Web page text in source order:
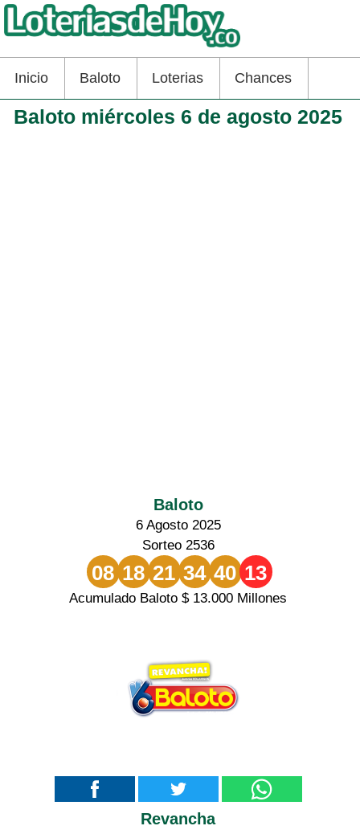
Inicio Baloto Loterias Chances
Baloto miércoles 6 de agosto 2025
Baloto
6 Agosto 2025
Sorteo 2536
08 18 21 34 40 13
Acumulado Baloto $ 13.000 Millones
Revancha